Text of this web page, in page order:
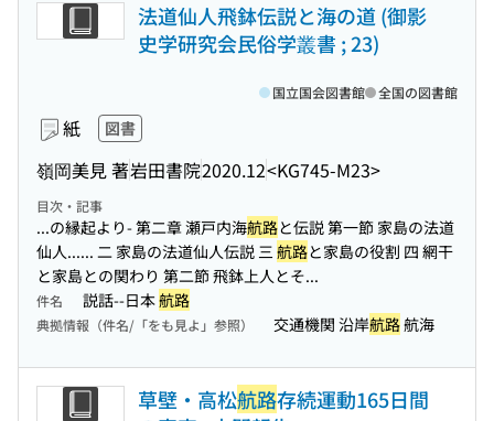
法道仙人飛鉢伝説と海の道 (御影
史学研究会民俗学叢書 ; 23)
紙 図書
嶺岡美見 著岩田書院2020.12<KG745-M23>
国立国会図書館 全国の図書館
目次・記事
...の縁起より- 第二章 瀬戸内海航路と伝説 第一節 家島の法道
仙人...... 二 家島の法道仙人伝説 三 航路と家島の役割 四 網干
と家島との関わり 第二節 飛鉢上人とそ...
件名 説話--日本航路
典拠情報（件名/「をも見よ」参照） 交通機関 沿岸航路航海
草壁・高松航路存続運動165日間